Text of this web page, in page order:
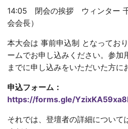
14:05 閉会の挨拶 ウィンター
会会長）
本大会は 事前申込制 となってお
ームでお申し込みください。参加
までに申し込みをいただいた方に
申込フォーム：
https://forms.gle/
それでは、登壇者の詳細について